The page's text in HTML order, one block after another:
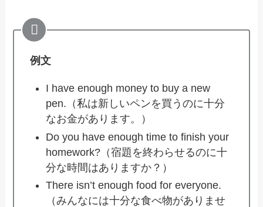
例文
I have enough money to buy a new
pen.（私は新しいペンを買うのに十分
なお金があります。）
Do you have enough time to finish your
homework?（宿題を終わらせるのに十
分な時間はありますか？）
There isn’t enough food for everyone.
（みんなには十分な食べ物がありませ